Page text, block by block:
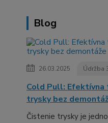
Blog
26.03.2025 Údržba
Cold Pull:
trysky bez
Čistenie trysky je